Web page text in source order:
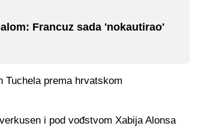
Francuz sada 'nokautirao'
Tuchela prema hrvatskom
i pod vođstvom Xabija Alonsa